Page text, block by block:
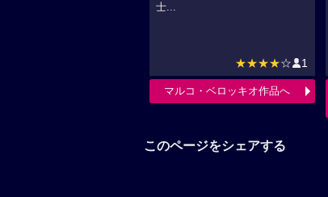
士...
★★★★☆ 1
マルコ・ベロッキオ作品へ
このページをシェアする